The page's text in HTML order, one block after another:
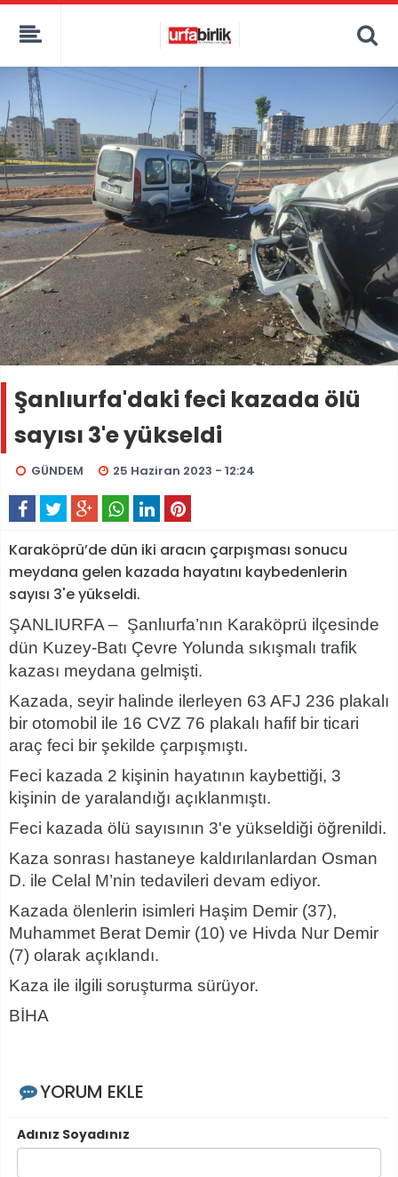
Şanlıurfa'daki feci kazada ölü
sayısı 3'e yükseldi
GÜNDEM 25 Haziran 2023 - 12:24
Karaköprü’de dün iki aracın çarpışması sonucu
meydana gelen kazada hayatını kaybedenlerin
sayısı 3'e yükseldi.
ŞANLIURFA – Şanlıurfa’nın Karaköprü ilçesinde
dün Kuzey-Batı Çevre Yolunda sıkışmalı trafik
kazası meydana gelmişti.
Kazada, seyir halinde ilerleyen 63 AFJ 236 plakalı
bir otomobil ile 16 CVZ 76 plakalı hafif bir ticari
araç feci bir şekilde çarpışmıştı.
Feci kazada 2 kişinin hayatının kaybettiği, 3
kişinin de yaralandığı açıklanmıştı.
Feci kazada ölü sayısının 3'e yükseldiği öğrenildi.
Kaza sonrası hastaneye kaldırılanlardan Osman
D. ile Celal M’nin tedavileri devam ediyor.
Kazada ölenlerin isimleri Haşim Demir (37),
Muhammet Berat Demir (10) ve Hivda Nur Demir
(7) olarak açıklandı.
Kaza ile ilgili soruşturma sürüyor.
BİHA
YORUM EKLE
Adınız Soyadınız